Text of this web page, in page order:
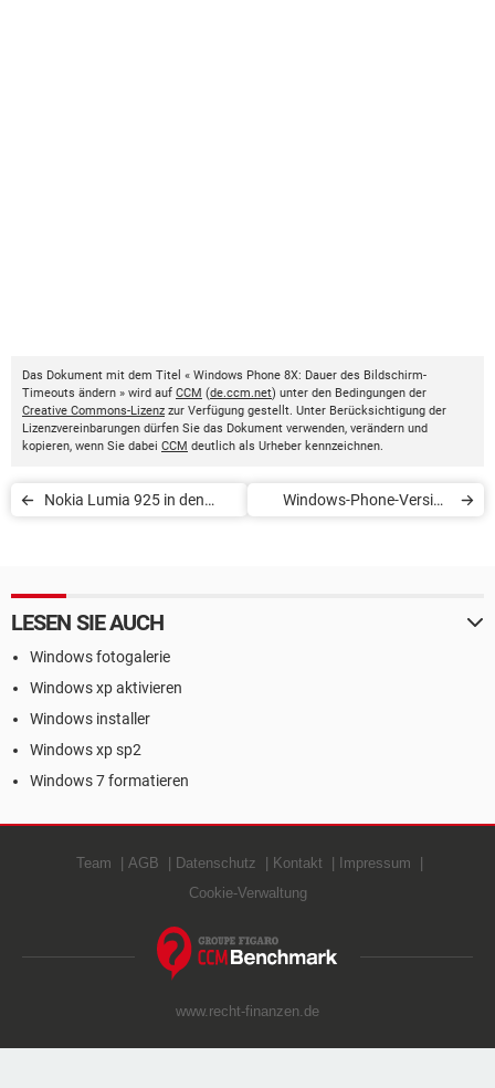
Das Dokument mit dem Titel « Windows Phone 8X: Dauer des Bildschirm-
Timeouts ändern » wird auf CCM (de.ccm.net) unter den Bedingungen der
Creative Commons-Lizenz zur Verfügung gestellt. Unter Berücksichtigung der
Lizenzvereinbarungen dürfen Sie das Dokument verwenden, verändern und
kopieren, wenn Sie dabei CCM deutlich als Urheber kennzeichnen.
Nokia Lumia 925 in den
Windows-Phone-Version
LESEN SIE AUCH
Windows fotogalerie
Windows xp aktivieren
Windows installer
Windows xp sp2
Windows 7 formatieren
Team AGB Datenschutz Kontakt
Impressum
Cookie-Verwaltung
www.recht-finanzen.de